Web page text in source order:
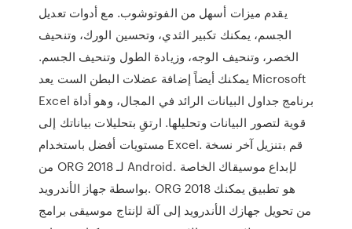
يقدم ميزات أسهل من الفوتوشوب. مع أدوات تعديل
الجسم، يمكنك تكبير الثدي، وتحسين الورك، وتنحيف
الخصر، وتنحيف الوجه، وزيادة الطول وتنحيف الجسم.
يمكنك أيضاً إضافة عضلات البطن الست يعد Microsoft
Excel برنامج جداول البيانات الرائد في المجال، وهو أداة
قوية لتصور البيانات وتحليلها. ارتقِ بتحليلات بياناتك إلى
مستويات أفضل باستخدام Excel. قم بتنزيل آخر نسخة
من ORG 2018 لـ Android. لإبداع موسيقاك الخاصة
بواسطة جهاز الأندرويد. ORG 2018 هو تطبيق يمكنك
من تحويل جهازك الأندرويد إلى آلة لإنتاج موسيقى برامج